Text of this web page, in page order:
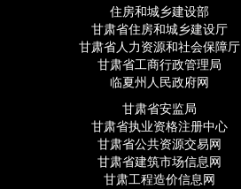
住房和城乡建设部
甘肃省住房和城乡建设厅
甘肃省人力资源和社会保障厅
甘肃省工商行政管理局
临夏州人民政府网
甘肃省安监局
甘肃省执业资格注册中心
甘肃省公共资源交易网
甘肃省建筑市场信息网
甘肃工程造价信息网